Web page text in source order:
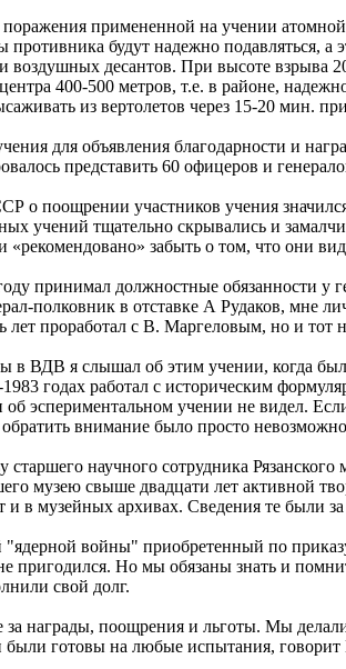
поражения примененной на учении
противника будут надежно подавляться, а
воздушных десантов. При высоте взрыва
400-500 метров, т.е. в районе,
из вертолетов через 15-20 мин.
для объявления благодарности и
представить 60 офицеров и
о поощрении участников учения
учений тщательно скрывались и
«рекомендовано» забыть о том, что они
принимал должностные обязанности у
полковник в отставке А Рудаков, мне
лет проработал с В. Маргеловым, но и тот
в ВДВ я слышал об этим учении, когда
годах работал с историческим
об эспериментальном учении не видел.
внимание было просто
старшего научного сотрудника
музею свыше двадцати лет активной
и в музейных архивах. Сведения те были
войны" приобретенный по
пригодился. Но мы обязаны знать и
свой долг.
награды, поощрения и льготы. Мы делали
были готовы на любые испытания,